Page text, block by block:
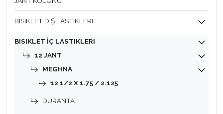
BISIKLET DIŞ LASTIKLERI
BISIKLET İÇ LASTIKLERI
12 JANT
MEGHNA
12 1/2 X 1.75 / 2.125
DURANTA